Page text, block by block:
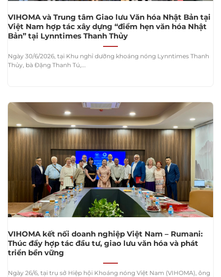
VIHOMA và Trung tâm Giao lưu Văn hóa Nhật Bản tại
Việt Nam hợp tác xây dựng “điểm hẹn văn hóa Nhật
Bản” tại Lynntimes Thanh Thủy
Ngày 30/6/2026, tại Khu nghỉ dưỡng khoáng nóng Lynntimes Thanh
Thủy, bà Đặng Thanh Tú,...
VIHOMA kết nối doanh nghiệp Việt Nam – Rumani:
Thúc đẩy hợp tác đầu tư, giao lưu văn hóa và phát
triển bền vững
Ngày 26/6, tại trụ sở Hiệp hội Khoáng nóng Việt Nam (VIHOMA), ông